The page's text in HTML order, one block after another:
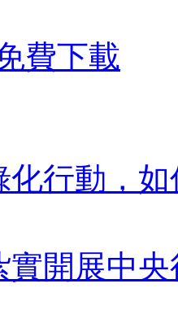
費下載
化行動，
實開展中